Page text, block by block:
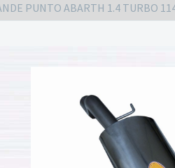
PUNTO ABARTH 1.4 TURBO